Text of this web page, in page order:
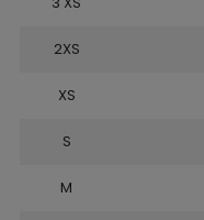
2XS
XS
S
M